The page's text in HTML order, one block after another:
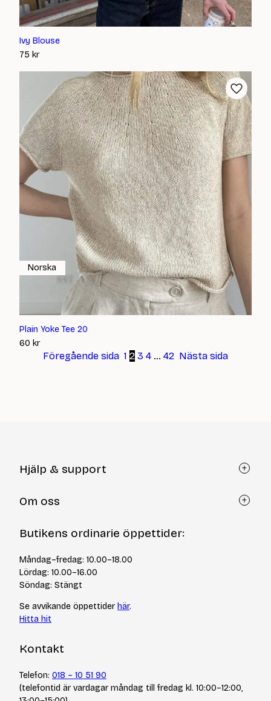
Ivy Blouse
75 kr
Plain Yoke Tee 20
60 kr
Norska
Föregående sida 1 2 3 4 … 42 Nästa sida
Hjälp & support
Återköp via formulär
Frågor och svar
Cookiepolicy
Integritetspolicy
Om oss
Om Yllotyll
Kurser & events
Tips & tekniker
Varumärken
Jobba hos oss
Butikens ordinarie öppettider:
Måndag–fredag: 10.00–18.00
Lördag: 10.00–16.00
Söndag: Stängt
Se avvikande öppettider här.
Hitta hit
Kontakt
Telefon: 018 – 10 51 90
(telefontid är vardagar måndag till fredag kl. 10:00–12:00,